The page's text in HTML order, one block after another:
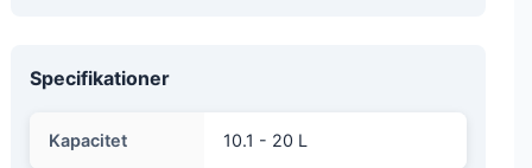
Specifikationer
Kapacitet 10.1 - 20 L